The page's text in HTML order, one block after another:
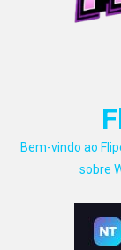
Bem-vindo ao
sobre